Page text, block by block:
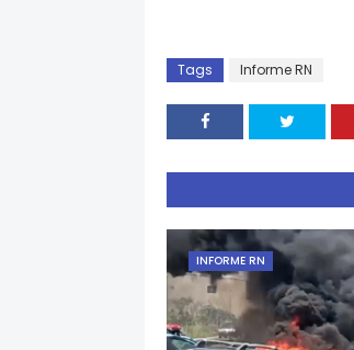
Tags Informe RN
INFORME RN